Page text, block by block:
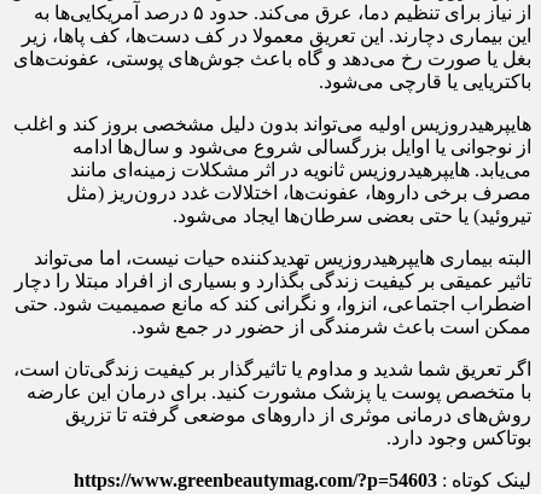
از نیاز برای تنظیم دما، عرق می‌کند. حدود ۵ درصد آمریکایی‌ها به
این بیماری دچارند. این تعریق معمولا در کف دست‌ها، کف پاها، زیر
بغل یا صورت رخ می‌دهد و گاه باعث جوش‌های پوستی، عفونت‌های
باکتریایی یا قارچی می‌شود.
هایپرهیدروزیس اولیه می‌تواند بدون دلیل مشخصی بروز کند و اغلب
از نوجوانی یا اوایل بزرگسالی شروع می‌شود و سال‌ها ادامه
می‌یابد. هایپرهیدروزیس ثانویه در اثر مشکلات زمینه‌ای مانند
مصرف برخی داروها، عفونت‌ها، اختلالات غدد درون‌ریز (مثل
تیروئید) یا حتی بعضی سرطان‌ها ایجاد می‌شود.
البته بیماری هایپرهیدروزیس تهدیدکننده حیات نیست، اما می‌تواند
تاثیر عمیقی بر کیفیت زندگی بگذارد و بسیاری از افراد مبتلا را دچار
اضطراب اجتماعی، انزوا، و نگرانی کند که مانع صمیمیت شود. حتی
ممکن است باعث شرمندگی از حضور در جمع شود.
اگر تعریق شما شدید و مداوم یا تاثیرگذار بر کیفیت زندگی‌تان است،
با متخصص پوست یا پزشک مشورت کنید. برای درمان این عارضه
روش‌های درمانی موثری از داروهای موضعی گرفته تا تزریق
بوتاکس وجود دارد.
لینک کوتاه : https://www.greenbeautymag.com/?p=54603